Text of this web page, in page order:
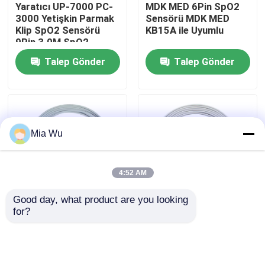
Fabrika turu
Kalite kontrol
Haberler
Bir teklif isteği
Yaratıcı UP-7000 PC-
3000 Yetişkin Parmak
Klip SpO2 Sensörü
9Pin 3.0M SpO2
Sonda
Talep Gönder
MDK MED 6Pin SpO2
Sensörü MDK MED
KB15A ile Uyumlu
Talep Gönder
Biolight Tekrar
Mia Wu
4:52 AM
Good day, what product are you looking
for?